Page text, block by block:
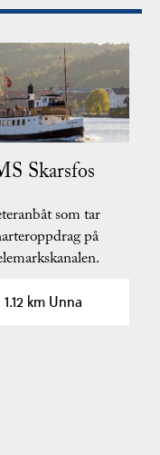
Skarsfos
som tar
på
1.12 km Unna